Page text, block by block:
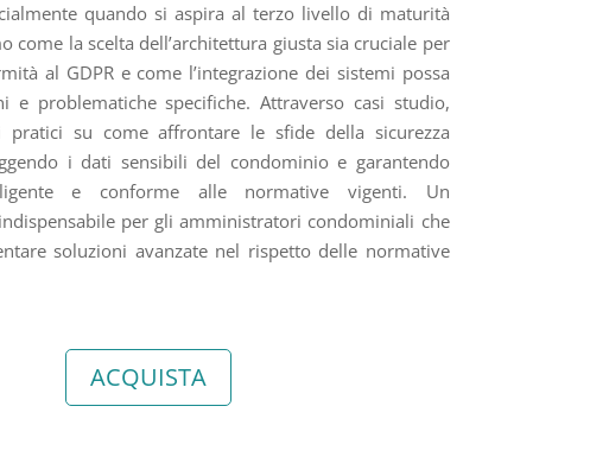
quando si aspira al terzo livello di maturità
come la scelta dell’architettura giusta sia cruciale per
al GDPR e come l’integrazione dei sistemi possa
e problematiche specifiche. Attraverso casi studio,
pratici su come affrontare le sfide della sicurezza
i dati sensibili del condominio e garantendo
e conforme alle normative vigenti. Un
per gli amministratori condominiali che
soluzioni avanzate nel rispetto delle normative
ACQUISTA